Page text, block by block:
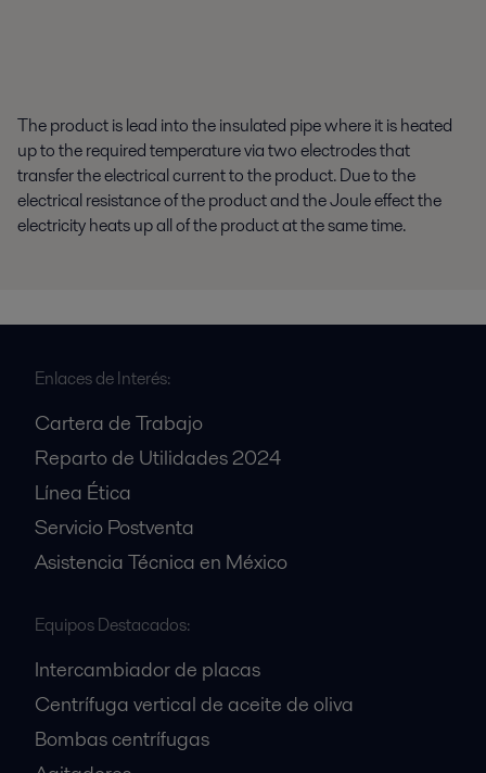
The product is lead into the insulated pipe where it is heated
up to the required temperature via two electrodes that
transfer the electrical current to the product. Due to the
electrical resistance of the product and the Joule effect the
electricity heats up all of the product at the same time.
Enlaces de Interés:
Cartera de Trabajo
Reparto de Utilidades 2024
Línea Ética
Servicio Postventa
Asistencia Técnica en México
Equipos Destacados:
Intercambiador de placas
Centrífuga vertical de aceite de oliva
Bombas centrífugas